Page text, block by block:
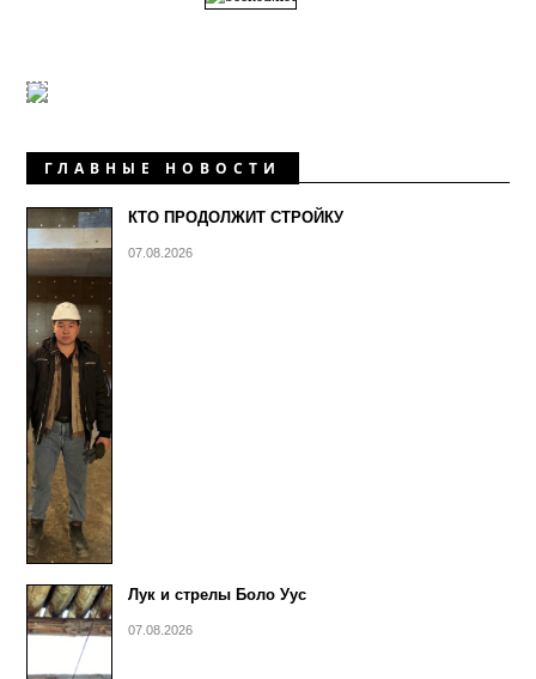
ГЛАВНЫЕ НОВОСТИ
КТО ПРОДОЛЖИТ СТРОЙКУ
07.08.2026
Лук и стрелы Боло Уус
07.08.2026